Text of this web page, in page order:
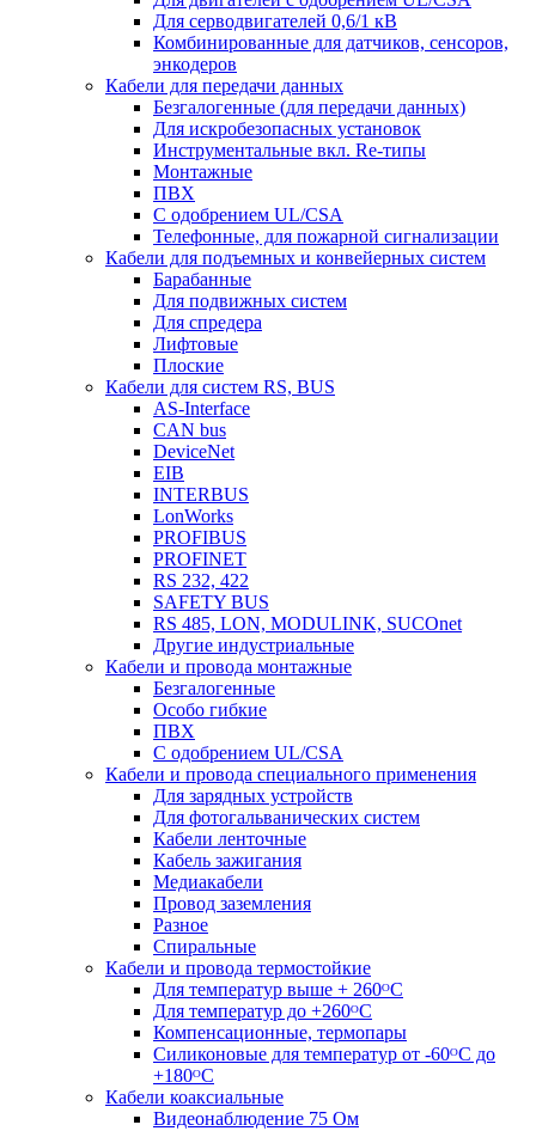
Для серводвигателей 0,6/1 кВ
Комбинированные для датчиков, cенсоров,
энкодеров
Кабели для передачи данных
Безгалогенные (для передачи данных)
Для искробезопасных установок
Инструментальные вкл. Re-типы
Монтажные
ПВХ
С одобрением UL/CSA
Телефонные, для пожарной сигнализации
Кабели для подъемных и конвейерных систем
Барабанные
Для подвижных систем
Для спредера
Лифтовые
Плоские
Кабели для систем RS, BUS
AS-Interface
CAN bus
DeviceNet
EIB
INTERBUS
LonWorks
PROFIBUS
PROFINET
RS 232, 422
SAFETY BUS
RS 485, LON, MODULINK, SUCOnet
Другие индустриальные
Кабели и провода монтажные
Безгалогенные
Особо гибкие
ПВХ
С одобрением UL/CSA
Кабели и провода специального применения
Для зарядных устройств
Для фотогальванических систем
Кабели ленточные
Кабель зажигания
Медиакабели
Провод заземления
Разное
Спиральные
Кабели и провода термостойкие
Для температур выше + 260ᴼС
Для температур до +260ᴼС
Компенсационные, термопары
Силиконовые для температур от -60ᴼC до
+180ᴼС
Кабели коаксиальные
Видеонаблюдение 75 Ом